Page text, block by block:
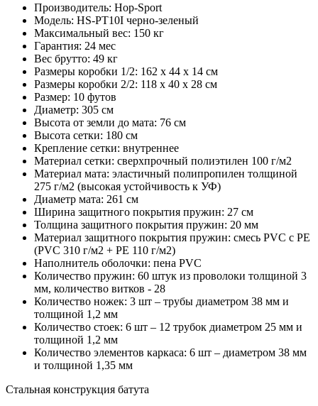
Производитель: Hop-Sport
Модель: HS-PT10I черно-зеленый
Максимальный вес: 150 кг
Гарантия: 24 мес
Вес брутто: 49 кг
Размеры коробки 1/2: 162 x 44 x 14 см
Размеры коробки 2/2: 118 x 40 x 28 см
Размер: 10 футов
Диаметр: 305 см
Высота от земли до мата: 76 см
Высота сетки: 180 см
Крепление сетки: внутреннее
Материал сетки: сверхпрочный полиэтилен 100 г/м2
Материал мата: эластичный полипропилен толщиной
275 г/м2 (высокая устойчивость к УФ)
Диаметр мата: 261 см
Ширина защитного покрытия пружин: 27 см
Толщина защитного покрытия пружин: 20 мм
Материал защитного покрытия пружин: смесь PVC с PE
(PVC 310 г/м2 + PE 110 г/м2)
Наполнитель оболочки: пена PVC
Количество пружин: 60 штук из проволоки толщиной 3
мм, количество витков - 28
Количество ножек: 3 шт – трубы диаметром 38 мм и
толщиной 1,2 мм
Количество стоек: 6 шт – 12 трубок диаметром 25 мм и
толщиной 1,2 мм
Количество элементов каркаса: 6 шт – диаметром 38 мм
и толщиной 1,35 мм
Стальная конструкция батута